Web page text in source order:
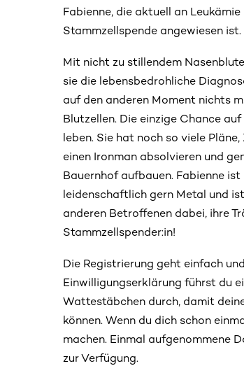
Fabienne, die aktuell an
Stammzellspende angewiesen ist.
Mit nicht zu stillendem
sie die lebensbedrohliche
auf den anderen Moment nichts
Blutzellen. Die einzige Chance
leben. Sie hat noch so viele
einen Ironman absolvieren und
Bauernhof aufbauen. Fabienne
leidenschaftlich gern Metal und
anderen Betroffenen dabei, ihre
Stammzellspender:in!
Die Registrierung geht einfach
Einwilligungserklärung führst du
Wattestäbchen durch, damit
können. Wenn du dich schon
machen. Einmal aufgenommene
zur Verfügung.